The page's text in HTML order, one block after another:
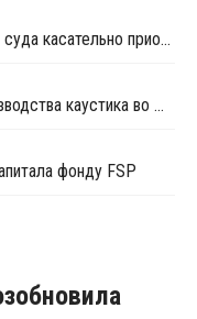
Klesch Chemicals оспаривает решение суда касательно приобретения KEM ONE
Arkema начала плановый ремонт производства каустика во Франции
фонду FSP